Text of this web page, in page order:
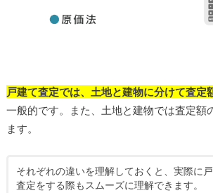
戸建て査定では、土地と建物に分けて査定
一般的です。また、土地と建物では査定額
ます。
それぞれの違いを理解しておくと、実際に
査定をする際もスムーズに理解できます。